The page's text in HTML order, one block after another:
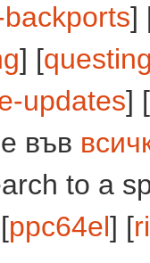
]
] [
updates] [
във
to a
ppc64el] [